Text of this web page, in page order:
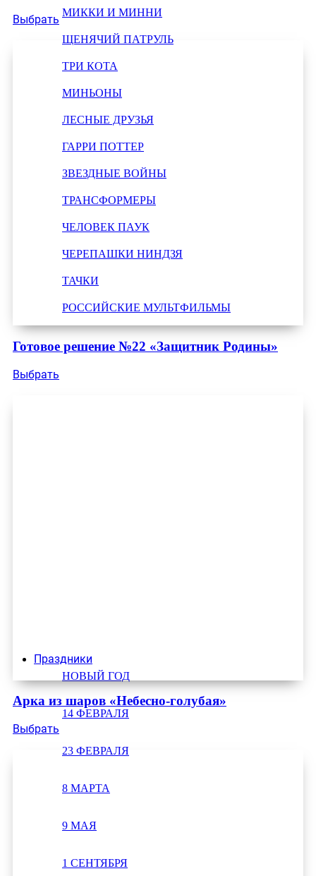
МИККИ И МИННИ
ЩЕНЯЧИЙ ПАТРУЛЬ
ТРИ КОТА
МИНЬОНЫ
ЛЕСНЫЕ ДРУЗЬЯ
ГАРРИ ПОТТЕР
ЗВЕЗДНЫЕ ВОЙНЫ
ТРАНСФОРМЕРЫ
ЧЕЛОВЕК ПАУК
ЧЕРЕПАШКИ НИНДЗЯ
ТАЧКИ
РОССИЙСКИЕ МУЛЬТФИЛЬМЫ
Праздники
НОВЫЙ ГОД
14 ФЕВРАЛЯ
23 ФЕВРАЛЯ
8 МАРТА
9 МАЯ
1 СЕНТЯБРЯ
Выбрать
Готовое решение №22 «Защитник Родины»
Выбрать
Арка из шаров «Небесно-голубая»
Выбрать